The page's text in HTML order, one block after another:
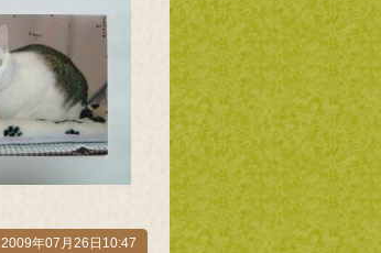
2009年07月26日10:47